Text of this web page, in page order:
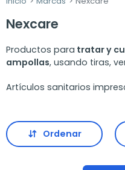
Nexcare
Productos para tratar y
ampollas, usando tiras,
Artículos sanitarios
Ordenar